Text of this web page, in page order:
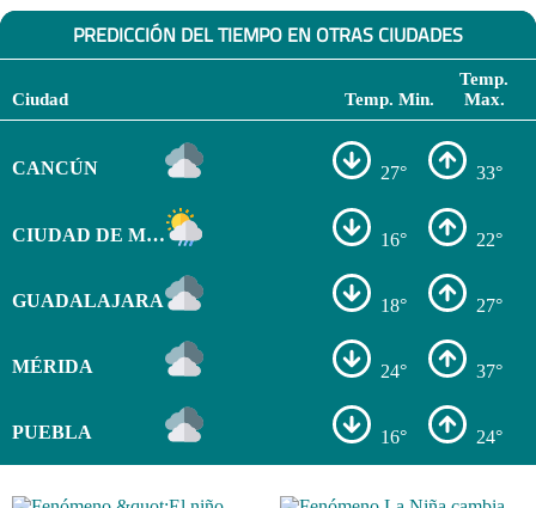
PREDICCIÓN DEL TIEMPO EN OTRAS CIUDADES
Ciudad Temp. Min.
Temp.
Max.
CANCÚN 27° 33°
CIUDAD DE MÉXICO 16° 22°
GUADALAJARA 18° 27°
MÉRIDA 24° 37°
PUEBLA 16° 24°